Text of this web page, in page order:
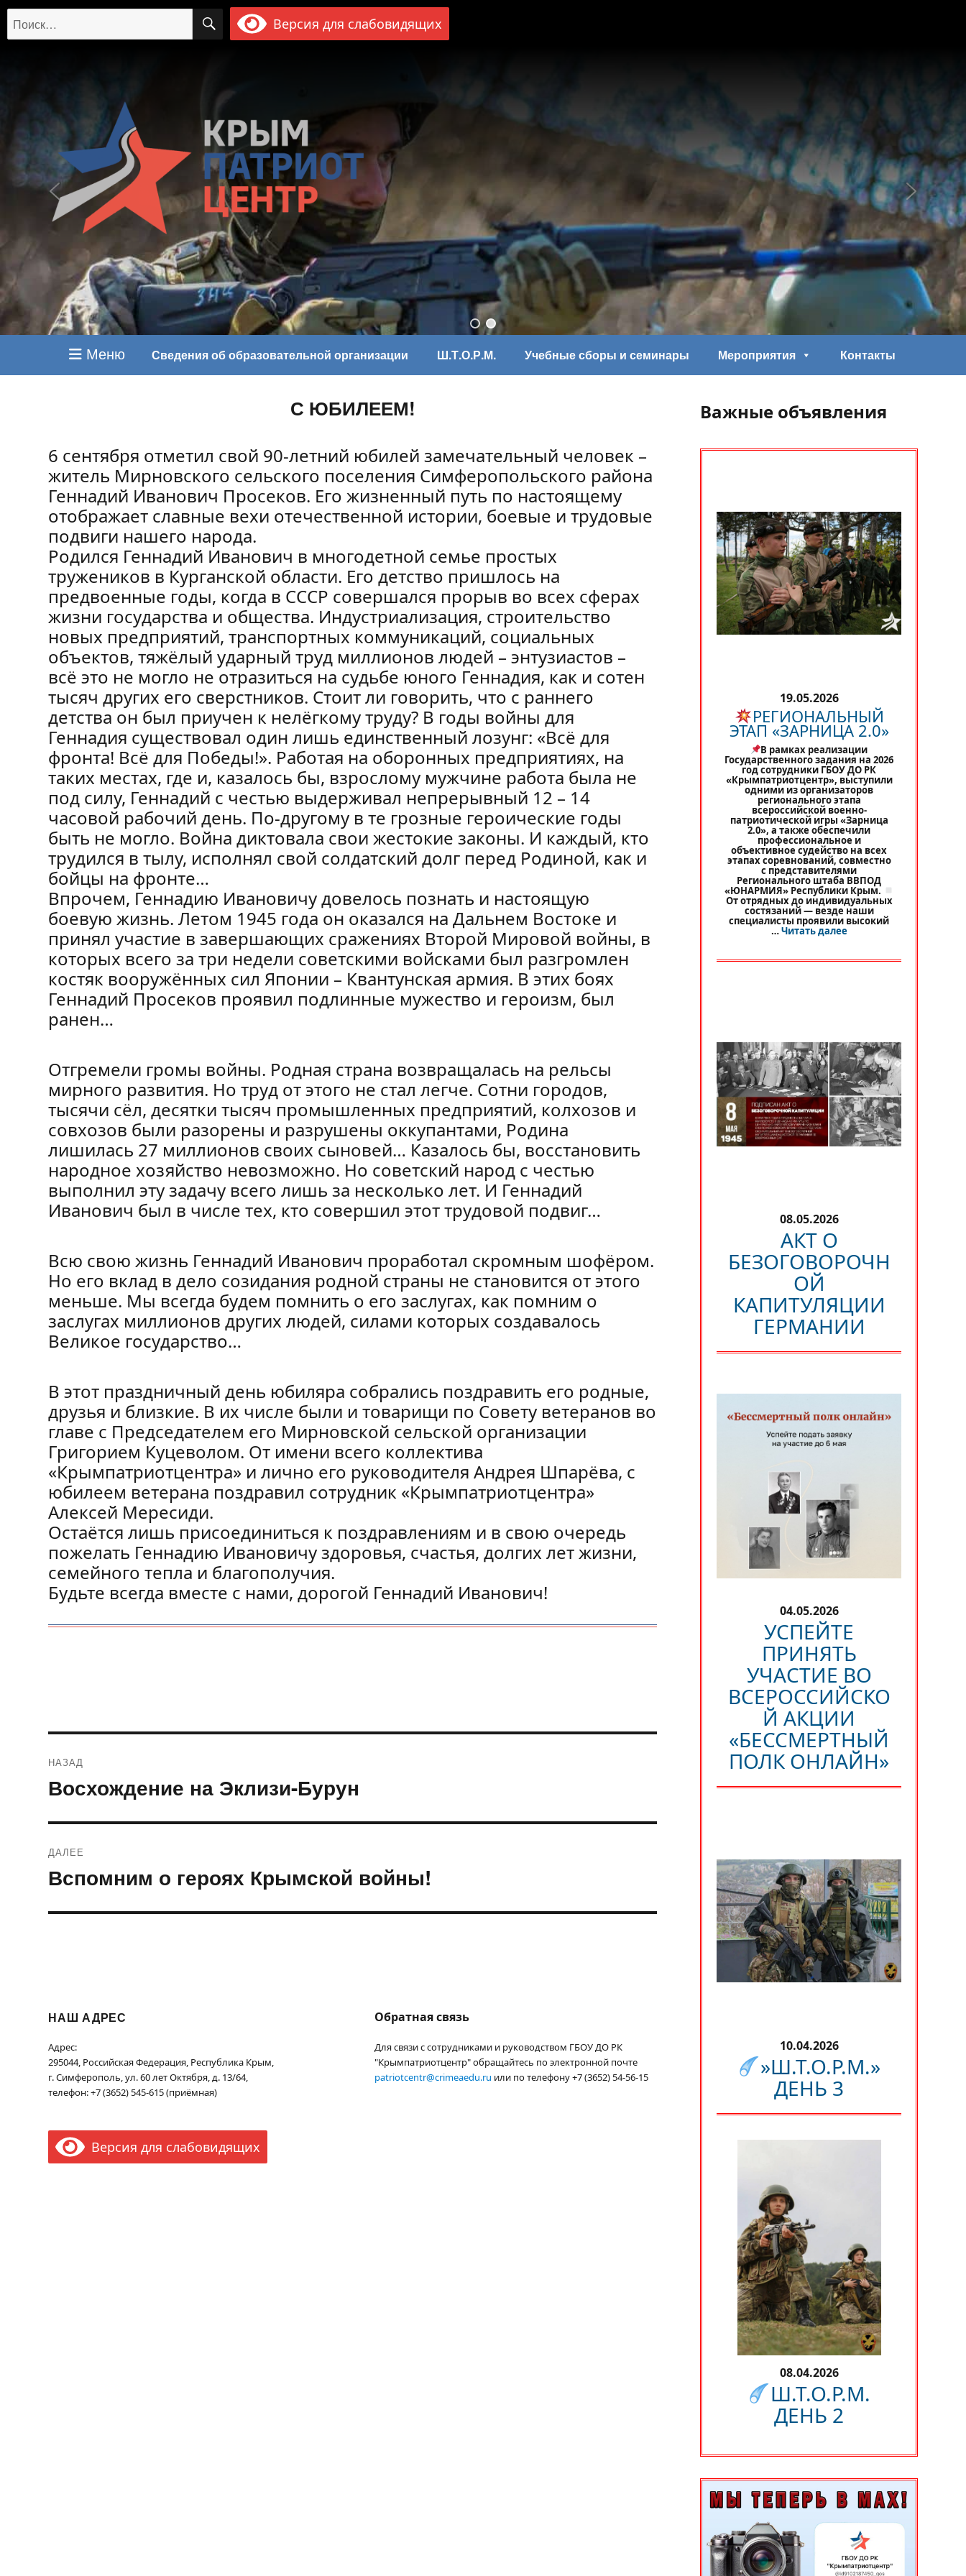
Искать: ПОИСК
Версия для слабовидящих
Меню Сведения об образовательной организации Ш.Т.О.Р.М. Учебные сборы и семинары Мероприятия Контакты
С ЮБИЛЕЕМ!
6 сентября отметил свой 90-летний юбилей замечательный человек –
житель Мирновского сельского поселения Симферопольского района
Геннадий Иванович Просеков. Его жизненный путь по настоящему
отображает славные вехи отечественной истории, боевые и трудовые
подвиги нашего народа.
Родился Геннадий Иванович в многодетной семье простых
тружеников в Курганской области. Его детство пришлось на
предвоенные годы, когда в СССР совершался прорыв во всех сферах
жизни государства и общества. Индустриализация, строительство
новых предприятий, транспортных коммуникаций, социальных
объектов, тяжёлый ударный труд миллионов людей – энтузиастов –
всё это не могло не отразиться на судьбе юного Геннадия, как и сотен
тысяч других его сверстников. Стоит ли говорить, что с раннего
детства он был приучен к нелёгкому труду? В годы войны для
Геннадия существовал один лишь единственный лозунг: «Всё для
фронта! Всё для Победы!». Работая на оборонных предприятиях, на
таких местах, где и, казалось бы, взрослому мужчине работа была не
под силу, Геннадий с честью выдерживал непрерывный 12 – 14
часовой рабочий день. По-другому в те грозные героические годы
быть не могло. Война диктовала свои жестокие законы. И каждый, кто
трудился в тылу, исполнял свой солдатский долг перед Родиной, как и
бойцы на фронте…
Впрочем, Геннадию Ивановичу довелось познать и настоящую
боевую жизнь. Летом 1945 года он оказался на Дальнем Востоке и
принял участие в завершающих сражениях Второй Мировой войны, в
которых всего за три недели советскими войсками был разгромлен
костяк вооружённых сил Японии – Квантунская армия. В этих боях
Геннадий Просеков проявил подлинные мужество и героизм, был
ранен…
Отгремели громы войны. Родная страна возвращалась на рельсы
мирного развития. Но труд от этого не стал легче. Сотни городов,
тысячи сёл, десятки тысяч промышленных предприятий, колхозов и
совхозов были разорены и разрушены оккупантами, Родина
лишилась 27 миллионов своих сыновей… Казалось бы, восстановить
народное хозяйство невозможно. Но советский народ с честью
выполнил эту задачу всего лишь за несколько лет. И Геннадий
Иванович был в числе тех, кто совершил этот трудовой подвиг…
Всю свою жизнь Геннадий Иванович проработал скромным шофёром.
Но его вклад в дело созидания родной страны не становится от этого
меньше. Мы всегда будем помнить о его заслугах, как помним о
заслугах миллионов других людей, силами которых создавалось
Великое государство…
В этот праздничный день юбиляра собрались поздравить его родные,
друзья и близкие. В их числе были и товарищи по Совету ветеранов во
главе с Председателем его Мирновской сельской организации
Григорием Куцеволом. От имени всего коллектива
«Крымпатриотцентра» и лично его руководителя Андрея Шпарёва, с
юбилеем ветерана поздравил сотрудник «Крымпатриотцентра»
Алексей Мересиди.
Остаётся лишь присоединиться к поздравлениям и в свою очередь
пожелать Геннадию Ивановичу здоровья, счастья, долгих лет жизни,
семейного тепла и благополучия.
Будьте всегда вместе с нами, дорогой Геннадий Иванович!
по
НАЗАД
Предыдущая
Восхождение на Эклизи-Бурун
ДАЛЕЕ
Следующая
Вспомним о героях Крымской войны!
НАШ АДРЕС
Адрес:
295044, Российская Федерация, Республика Крым,
г. Симферополь, ул. 60 лет Октября, д. 13/64,
телефон: +7 (3652) 545-615 (приёмная)
Версия для слабовидящих
Обратная связь
Для связи с сотрудниками и руководством ГБОУ ДО РК
"Крымпатриотцентр" обращайтесь по электронной почте
patriotcentr@crimeaedu.ru или по телефону +7 (3652) 54-56-15
Важные объявления
19.05.2026
РЕГИОНАЛЬНЫЙ
ЭТАП «ЗАРНИЦА 2.0»
В рамках реализации
Государственного задания на 2026
год сотрудники ГБОУ ДО РК
«Крымпатриотцентр», выступили
одними из организаторов
регионального этапа
всероссийской военно-
патриотической игры «Зарница
2.0», а также обеспечили
профессиональное и
объективное судейство на всех
этапах соревнований, совместно
с представителями
Регионального штаба ВВПОД
«ЮНАРМИЯ» Республики Крым.
От отрядных до индивидуальных
состязаний — везде наши
специалисты проявили высокий
…Читать далее«
08.05.2026
АКТ О
БЕЗОГОВОРОЧН
ОЙ
КАПИТУЛЯЦИИ
ГЕРМАНИИ
04.05.2026
УСПЕЙТЕ
ПРИНЯТЬ
УЧАСТИЕ ВО
ВСЕРОССИЙСКО
Й АКЦИИ
«БЕССМЕРТНЫЙ
ПОЛК ОНЛАЙН»
10.04.2026
»Ш.Т.О.Р.М.»
ДЕНЬ 3
08.04.2026
Ш.Т.О.Р.М.
ДЕНЬ 2